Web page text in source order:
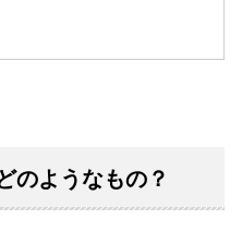
のようなもの？